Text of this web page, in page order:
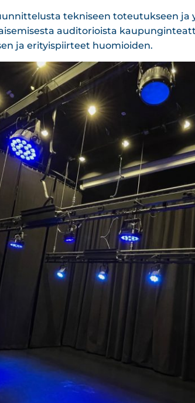
tekniseen toteutukseen ja
auditorioista
ja erityispiirteet huomioiden.